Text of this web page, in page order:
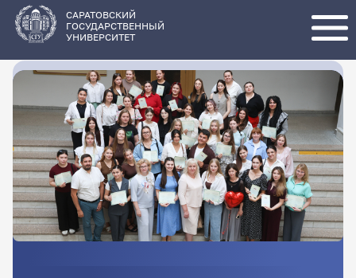
основному
содержанию
САРАТОВСКИЙ
ГОСУДАРСТВЕННЫЙ
УНИВЕРСИТЕТ